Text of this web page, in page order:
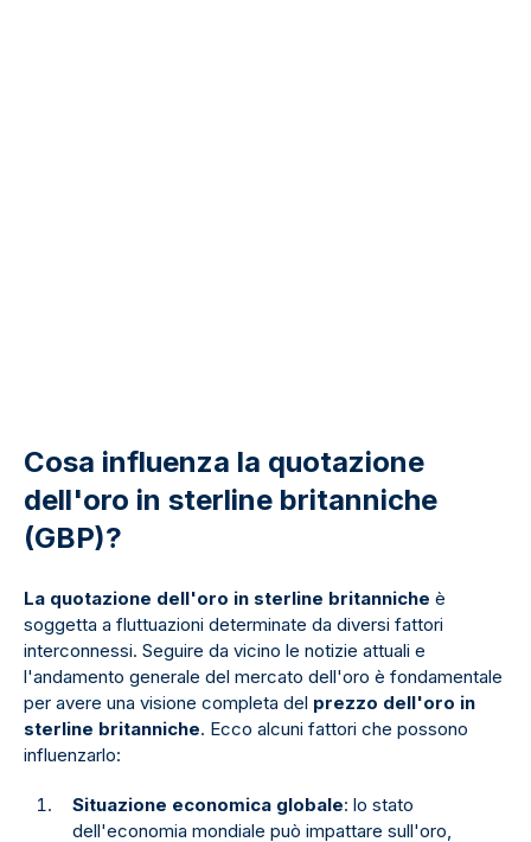
Cosa influenza la quotazione
dell'oro in sterline britanniche
(GBP)?
La quotazione dell'oro in sterline britanniche è
soggetta a fluttuazioni determinate da diversi fattori
interconnessi. Seguire da vicino le notizie attuali e
l'andamento generale del mercato dell'oro è fondamentale
per avere una visione completa del prezzo dell'oro in
sterline britanniche. Ecco alcuni fattori che possono
influenzarlo:
Situazione economica globale: lo stato
dell'economia mondiale può impattare sull'oro,